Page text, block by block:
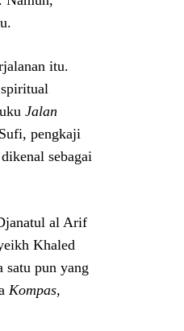
itu.
Jalan
pengkaji
sebagai
al Arif
Khaled
satu pun yang
Kompas,